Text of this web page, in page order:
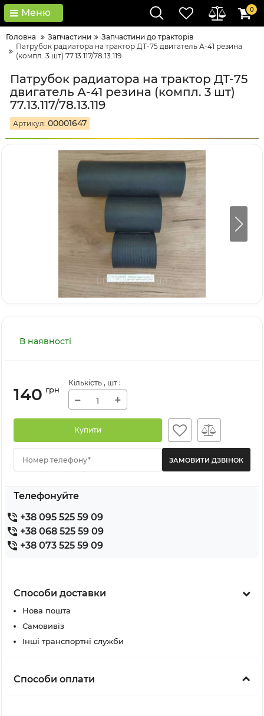
Меню 0
Головна Запчастини
Запчастини до тракторів
Патрубок радиатора на трактор ДТ-75 двигатель А-41 резина
(компл. 3 шт) 77.13.117/78.13.119
Патрубок радиатора на трактор ДТ-75
двигатель А-41 резина (компл. 3 шт)
77.13.117/78.13.119
Артикул: 00001647
В наявності
140 грн
Кількість , шт :
− +
Купити
Номер телефону*
Телефонуйте
+38 095 525 59 09
+38 068 525 59 09
+38 073 525 59 09
Способи доставки
Нова пошта
Самовивіз
Інші транспортні служби
Способи оплати